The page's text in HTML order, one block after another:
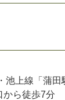
上線「蒲田
から徒歩7分